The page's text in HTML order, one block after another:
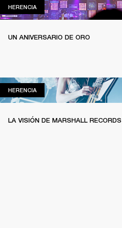
HERENCIAHERENCIA
UN ANIVERSARIO DE ORO
HERENCIAHERENCIA
LA VISIÓN DE MARSHALL RECORDS